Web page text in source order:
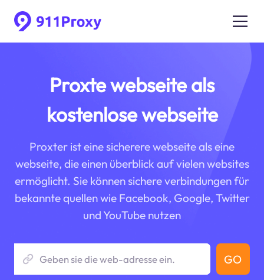
Proxte webseite als
kostenlose webseite
Proxter ist eine sicherere webseite als eine
webseite, die einen überblick auf vielen websites
ermöglicht. Sie können sichere verbindungen für
bekannte quellen wie Facebook, Google, Twitter
und YouTube nutzen
GO